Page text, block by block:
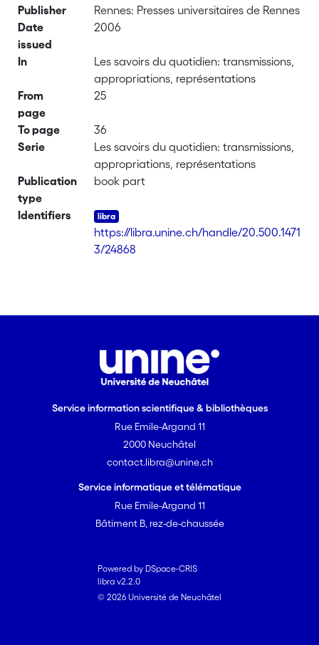
Publisher
Rennes: Presses universitaires de Rennes
Date
issued
2006
In
Les savoirs du quotidien: transmissions,
appropriations, représentations
From
page
25
To page
36
Serie
Les savoirs du quotidien: transmissions,
appropriations, représentations
Publication
type
book part
Identifiers
https://libra.unine.ch/handle/20.500.1471
3/24868
Service information scientifique & bibliothèques
Rue Emile-Argand 11
2000 Neuchâtel
contact.libra@unine.ch
Service informatique et télématique
Rue Emile-Argand 11
Bâtiment B, rez-de-chaussée
Powered by DSpace-CRIS
libra v2.2.0
© 2026 Université de Neuchâtel